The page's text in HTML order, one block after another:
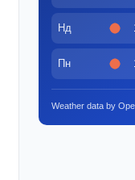
Нд
Пн
Weather data by